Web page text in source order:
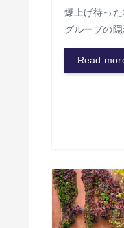
爆上げ待っ
グループの
Read